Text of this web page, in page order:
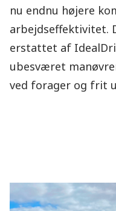
nu endnu højere
arbejdseffektivitet.
erstattet af
ubesværet
ved forager og frit